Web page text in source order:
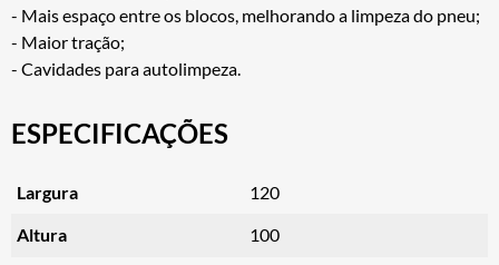
- Mais espaço entre os blocos, melhorando a limpeza do pneu;
- Maior tração;
- Cavidades para autolimpeza.
ESPECIFICAÇÕES
Largura 120
Altura 100